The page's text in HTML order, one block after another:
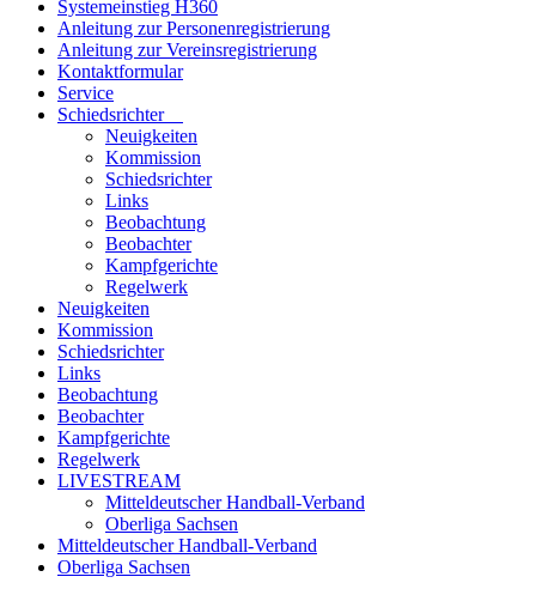
Systemeinstieg H360
Anleitung zur Personenregistrierung
Anleitung zur Vereinsregistrierung
Kontaktformular
Service
Schiedsrichter
Neuigkeiten
Kommission
Schiedsrichter
Links
Beobachtung
Beobachter
Kampfgerichte
Regelwerk
Neuigkeiten
Kommission
Schiedsrichter
Links
Beobachtung
Beobachter
Kampfgerichte
Regelwerk
LIVESTREAM
Mitteldeutscher Handball-Verband
Oberliga Sachsen
Mitteldeutscher Handball-Verband
Oberliga Sachsen